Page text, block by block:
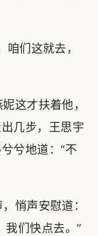
们这就去，
这才扶着他，
几步，王思宇
兮地道：“不
悄声安慰道：
我们快点去。”